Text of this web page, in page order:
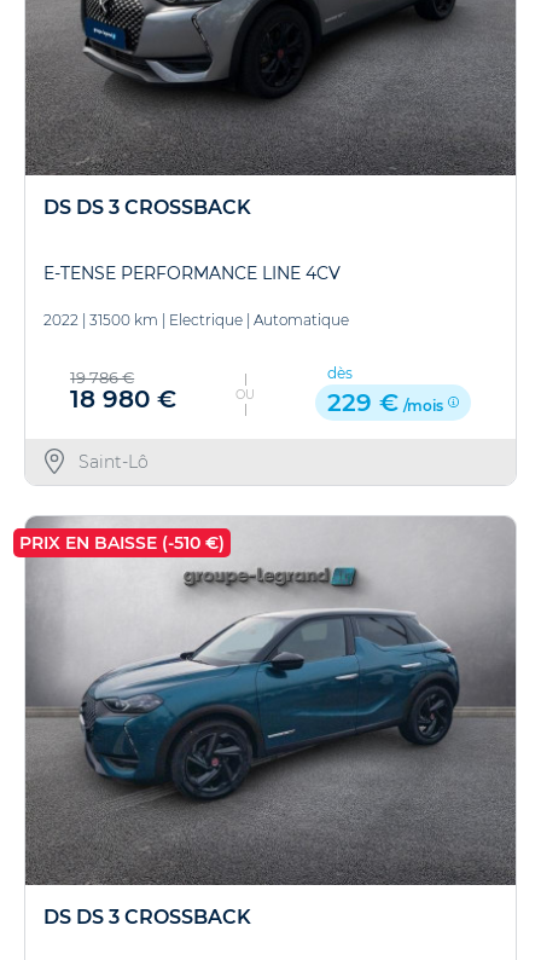
DS DS 3 CROSSBACK
E-TENSE PERFORMANCE LINE 4CV
2022 31500 km Electrique Automatique
19 786 €
18 980 € OU
dès
229 € /mois
Saint-Lô
PRIX EN BAISSE (-510 €)
DS DS 3 CROSSBACK